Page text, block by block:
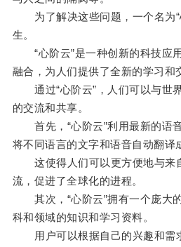
为了解决这些问题，一个名为“
生。
“心阶云”是一种创新的科技应
融合，为人们提供了全新的学习和
通过“心阶云”，人们可以与世
的交流和共享。
首先，“心阶云”利用最新的语
将不同语言的文字和语音自动翻译
这使得人们可以更方便地与来
流，促进了全球化的进程。
其次，“心阶云”拥有一个庞大
科和领域的知识和学习资料。
用户可以根据自己的兴趣和需